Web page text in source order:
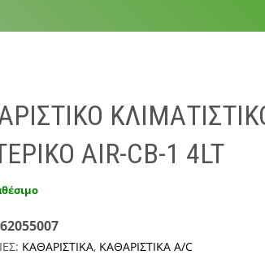
AIR-CB-1 4LT
62055007
ΚΑΘΑΡΙΣΤΙΚΑ, ΚΑΘΑΡΙΣΤΙΚΑ A/C